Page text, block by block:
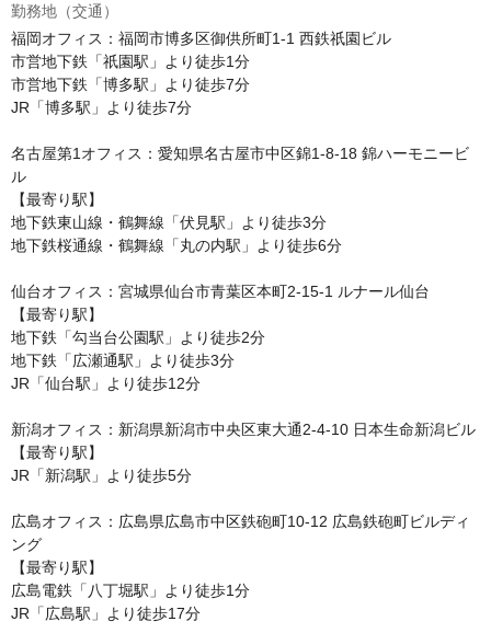
勤務地（交通）
福岡オフィス：福岡市博多区御供所町1-1 西鉄祇園ビル
市営地下鉄「祇園駅」より徒歩1分
市営地下鉄「博多駅」より徒歩7分
JR「博多駅」より徒歩7分
名古屋第1オフィス：愛知県名古屋市中区錦1-8-18 錦ハーモニービ
ル
【最寄り駅】
地下鉄東山線・鶴舞線「伏見駅」より徒歩3分
地下鉄桜通線・鶴舞線「丸の内駅」より徒歩6分
仙台オフィス：宮城県仙台市青葉区本町2-15-1 ルナール仙台
【最寄り駅】
地下鉄「勾当台公園駅」より徒歩2分
地下鉄「広瀬通駅」より徒歩3分
JR「仙台駅」より徒歩12分
新潟オフィス：新潟県新潟市中央区東大通2-4-10 日本生命新潟ビル
【最寄り駅】
JR「新潟駅」より徒歩5分
広島オフィス：広島県広島市中区鉄砲町10-12 広島鉄砲町ビルディ
ング
【最寄り駅】
広島電鉄「八丁堀駅」より徒歩1分
JR「広島駅」より徒歩17分